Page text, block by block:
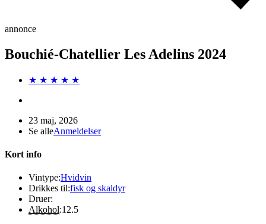
annonce
Bouchié-Chatellier Les Adelins 2024
★ ★ ★ ★ ★
23 maj, 2026
Se alleAnmeldelser
Kort info
Vintype:Hvidvin
Drikkes til:fisk og skaldyr
Druer:
Alkohol:12.5